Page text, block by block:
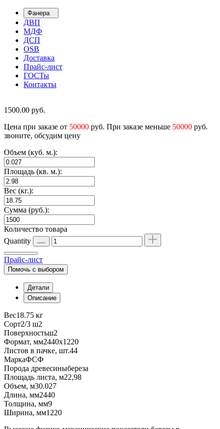
Фанера
ДВП
МДФ
ДСП
OSB
Доставка
Прайс-лист
ГОСТы
Контакты
1500.00 руб.
Цена при заказе от 50000 руб. При заказе меньше 50000 руб.
звоните, обсудим цену
Объем (куб. м.):
Площадь (кв. м.):
Вес (кг.):
Сумма (руб.):
Количество товара
Quantity
Прайс-лист
Помочь с выбором
Детали
Описание
Вес18.75 кг
Сорт2/3 ш2
Поверхностьш2
Формат, мм2440х1220
Листов в пачке, шт.44
МаркаФСФ
Порода древесиныбереза
Площадь листа, м22,98
Объем, м30.027
Длина, мм2440
Толщина, мм9
Ширина, мм1220